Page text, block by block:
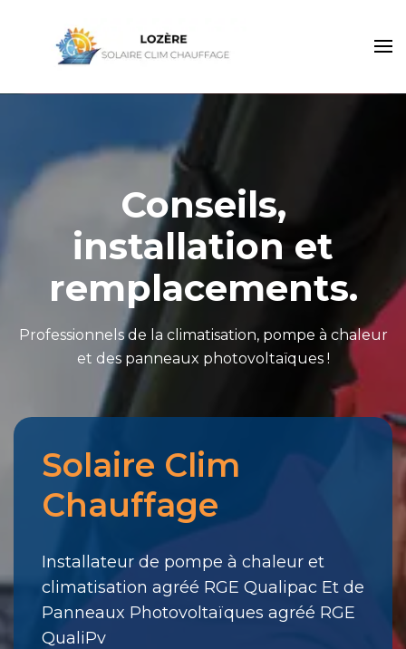
Lozère Solaire Clim
Conseils,
installation et
remplacements.
Professionnels de la climatisation, pompe à chaleur
et des panneaux photovoltaïques !
Merci
pour
votre
Il
a
été
envoyé.
Solaire Clim
Chauffage
Installateur de pompe à chaleur et
climatisation agréé RGE Qualipac Et de
Panneaux Photovoltaïques agréé RGE
QualiPv